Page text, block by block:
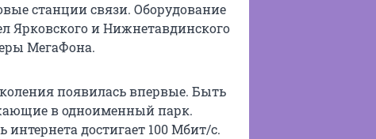
станции связи. Оборудование
Ярковского и Нижнетавдинского
МегаФона.
появилась впервые. Быть
в одноименный парк.
достигает 100 Мбит/с.